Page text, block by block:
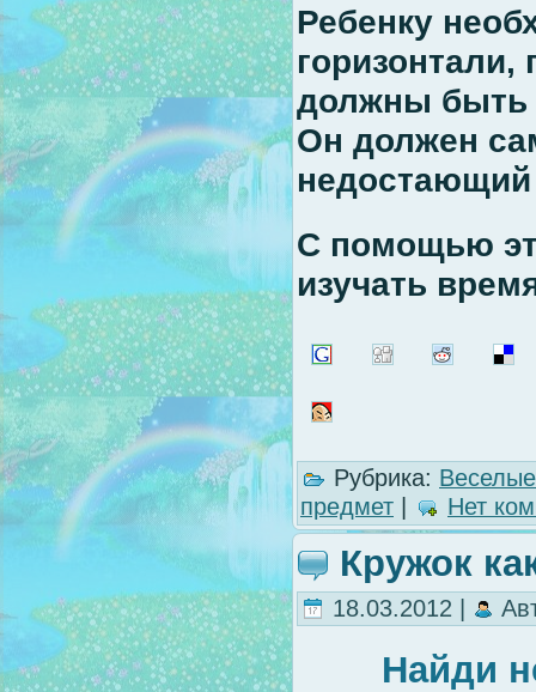
Ребенку
горизонтали,
должны быть
Он должен
С помощью
изучать
Рубрика:
предмет
Нет
Кружок
18.03.2012 |
Найди